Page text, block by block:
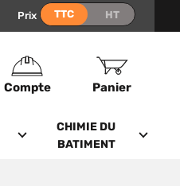
Prix
Compte Panier
CHIMIE DU
BATIMENT